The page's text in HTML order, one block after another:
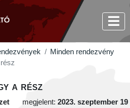
Minden rendezvény
a rész
megjelent: 2023. szeptember 19